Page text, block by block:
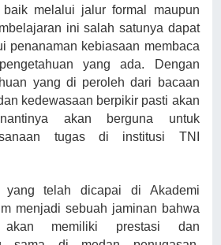
melalui jalur formal maupun
ini salah satunya dapat
penanaman kebiasaan membaca
yang ada. Dengan
yang di peroleh dari bacaan
kedewasaan berpikir pasti akan
akan berguna untuk
tugas di institusi TNI
yang telah dicapai di Akademi
menjadi sebuah jaminan bahwa
memiliki prestasi dan